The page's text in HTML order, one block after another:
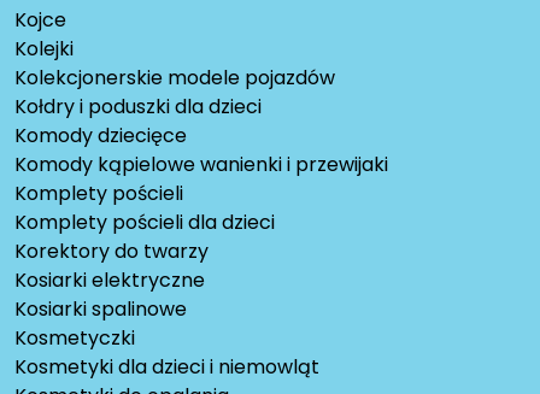
Kojce
Kolejki
Kolekcjonerskie modele pojazdów
Kołdry i poduszki dla dzieci
Komody dziecięce
Komody kąpielowe wanienki i przewijaki
Komplety pościeli
Komplety pościeli dla dzieci
Korektory do twarzy
Kosiarki elektryczne
Kosiarki spalinowe
Kosmetyczki
Kosmetyki dla dzieci i niemowląt